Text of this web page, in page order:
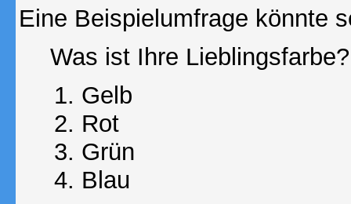
Eine Beispielumfrage könnte
Was ist Ihre Lieblingsfarbe?
Gelb
Rot
Grün
Blau